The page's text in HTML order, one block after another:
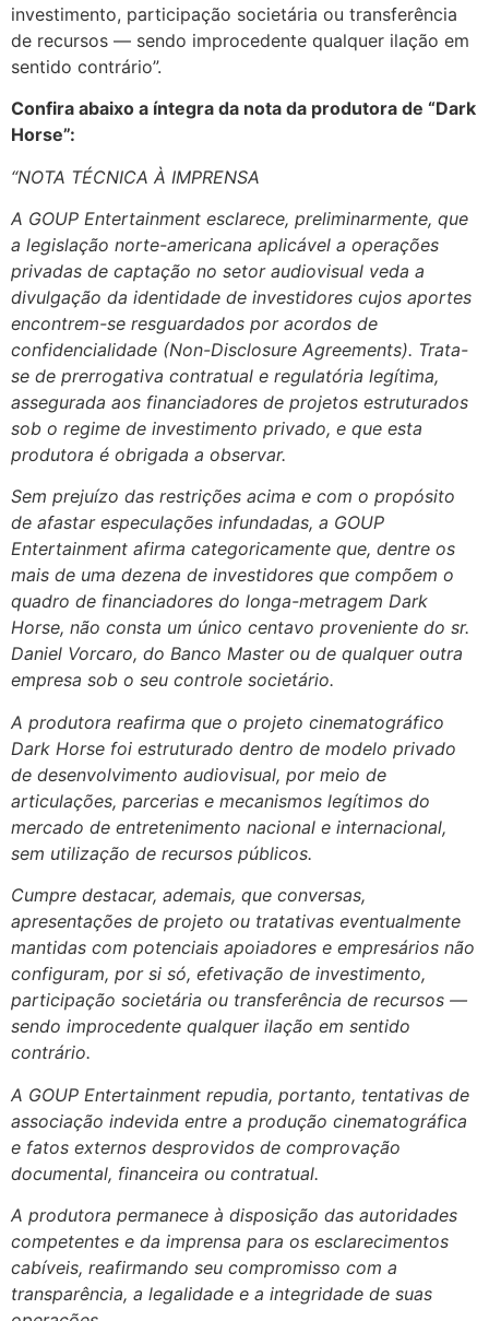
investimento, participação societária ou transferência
de recursos — sendo improcedente qualquer ilação em
sentido contrário”.
Confira abaixo a íntegra da nota da produtora de “Dark
Horse”:
“NOTA TÉCNICA À IMPRENSA
A GOUP Entertainment esclarece, preliminarmente, que
a legislação norte-americana aplicável a operações
privadas de captação no setor audiovisual veda a
divulgação da identidade de investidores cujos aportes
encontrem-se resguardados por acordos de
confidencialidade (Non-Disclosure Agreements). Trata-
se de prerrogativa contratual e regulatória legítima,
assegurada aos financiadores de projetos estruturados
sob o regime de investimento privado, e que esta
produtora é obrigada a observar.
Sem prejuízo das restrições acima e com o propósito
de afastar especulações infundadas, a GOUP
Entertainment afirma categoricamente que, dentre os
mais de uma dezena de investidores que compõem o
quadro de financiadores do longa-metragem Dark
Horse, não consta um único centavo proveniente do sr.
Daniel Vorcaro, do Banco Master ou de qualquer outra
empresa sob o seu controle societário.
A produtora reafirma que o projeto cinematográfico
Dark Horse foi estruturado dentro de modelo privado
de desenvolvimento audiovisual, por meio de
articulações, parcerias e mecanismos legítimos do
mercado de entretenimento nacional e internacional,
sem utilização de recursos públicos.
Cumpre destacar, ademais, que conversas,
apresentações de projeto ou tratativas eventualmente
mantidas com potenciais apoiadores e empresários não
configuram, por si só, efetivação de investimento,
participação societária ou transferência de recursos —
sendo improcedente qualquer ilação em sentido
contrário.
A GOUP Entertainment repudia, portanto, tentativas de
associação indevida entre a produção cinematográfica
e fatos externos desprovidos de comprovação
documental, financeira ou contratual.
A produtora permanece à disposição das autoridades
competentes e da imprensa para os esclarecimentos
cabíveis, reafirmando seu compromisso com a
transparência, a legalidade e a integridade de suas